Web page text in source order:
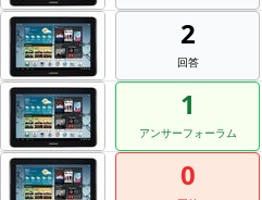
2
回答
1
アンサーフォーラム
0